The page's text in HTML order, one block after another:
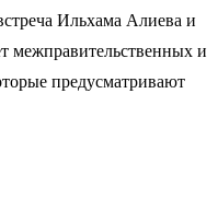
Ильхама Алиева и
межправительственных и
предусматривают